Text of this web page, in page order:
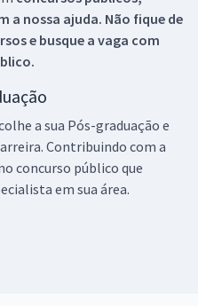
a nossa ajuda. Não fique de
e busque a vaga com
a sua Pós-graduação e
Contribuindo com a
concurso público que
em sua área.